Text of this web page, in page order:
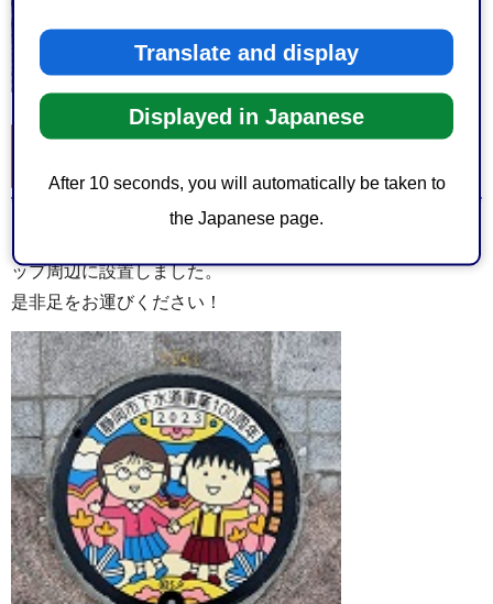
Translate and display
Displayed in Japanese
After 10 seconds, you will automatically be taken to
the Japanese page.
下水道事業100周年記念「ちびまる子ちゃん」
のデザインマンホール蓋の設置第3弾！
ップ周辺に設置しました。
是非足をお運びください！